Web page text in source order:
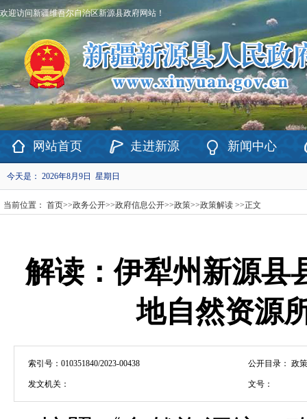
欢迎访问新疆维吾尔自治区新源县政府网站！
网站首页 走进新源 新闻中心
今天是： 2026年8月9日 星期日
当前位置： 首页>>政务公开>>政府信息公开>>政策>>政策解读 >>正文
解读：伊犁州新源县
地自然资源
索引号： 010351840/2023-00438 公开目录： 政
发文机关： 文号：